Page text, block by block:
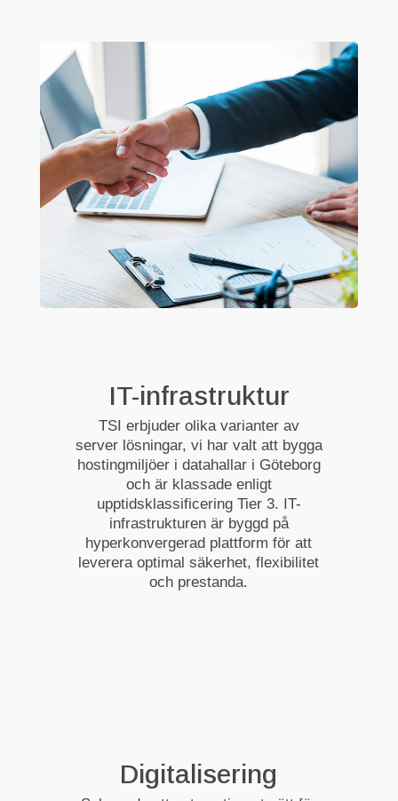
IT-infrastruktur
TSI erbjuder olika varianter av
server lösningar, vi har valt att bygga
hostingmiljöer i datahallar i Göteborg
och är klassade enligt
upptidsklassificering Tier 3. IT-
infrastrukturen är byggd på
hyperkonvergerad plattform för att
leverera optimal säkerhet, flexibilitet
och prestanda.
Digitalisering